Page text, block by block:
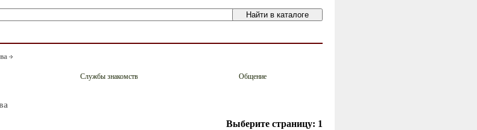
Службы знакомств
Общение
Выберите страницу: 1